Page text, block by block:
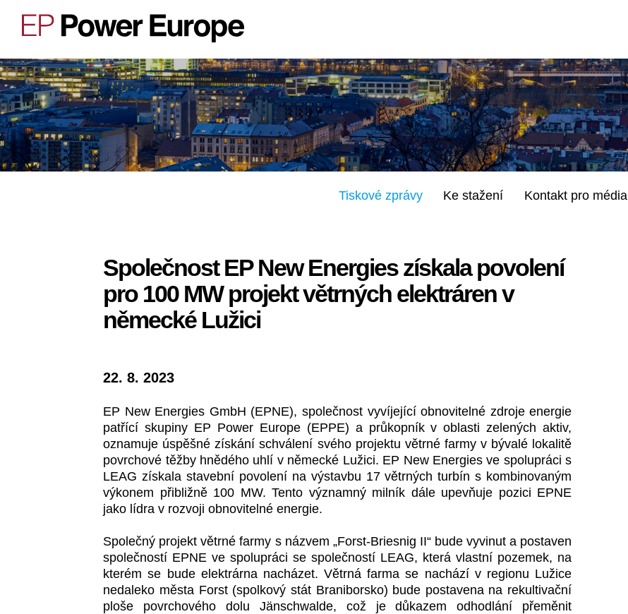
Tiskové zprávy Ke stažení Kontakt pro média
Společnost EP New Energies získala povolení
pro 100 MW projekt větrných elektráren v
německé Lužici
22. 8. 2023
EP New Energies GmbH (EPNE), společnost vyvíjející obnovitelné zdroje energie
patřící skupiny EP Power Europe (EPPE) a průkopník v oblasti zelených aktiv,
oznamuje úspěšné získání schválení svého projektu větrné farmy v bývalé lokalitě
povrchové těžby hnědého uhlí v německé Lužici. EP New Energies ve spolupráci s
LEAG získala stavební povolení na výstavbu 17 větrných turbín s kombinovaným
výkonem přibližně 100 MW. Tento významný milník dále upevňuje pozici EPNE
jako lídra v rozvoji obnovitelné energie.
Společný projekt větrné farmy s názvem „Forst-Briesnig II“ bude vyvinut a postaven
společností EPNE ve spolupráci se společností LEAG, která vlastní pozemek, na
kterém se bude elektrárna nacházet. Větrná farma se nachází v regionu Lužice
nedaleko města Forst (spolkový stát Braniborsko) bude postavena na rekultivační
ploše povrchového dolu Jänschwalde, což je důkazem odhodlání přeměnit